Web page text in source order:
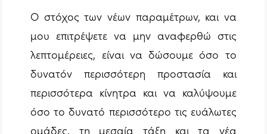
Ο στόχος των νέων παραμέτρων, και να
μου επιτρέψετε να μην αναφερθώ στις
λεπτομέρειες, είναι να δώσουμε όσο το
δυνατόν περισσότερη προστασία και
περισσότερα κίνητρα και να καλύψουμε
όσο το δυνατό περισσότερο τις ευάλωτες
ομάδες, τη μεσαία τάξη και τα νέα